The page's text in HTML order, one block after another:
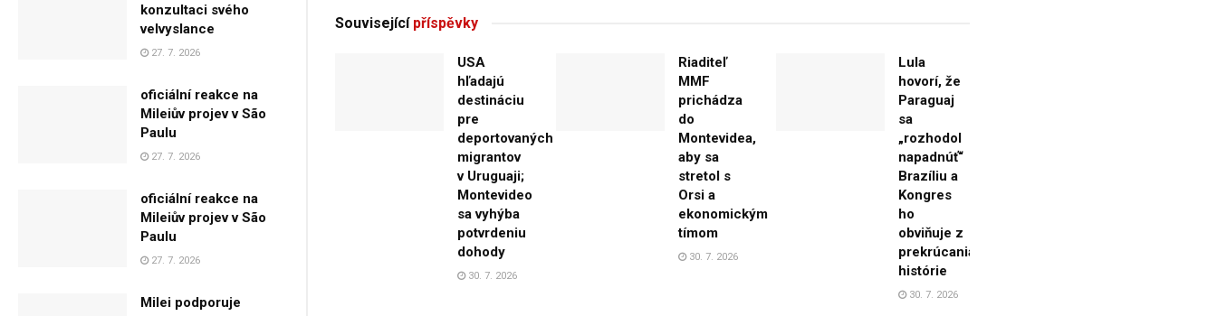
konzultaci svého
velvyslance
27. 7. 2026
oficiální reakce na
Mileiův projev v São
Paulu
27. 7. 2026
oficiální reakce na
Mileiův projev v São
Paulu
27. 7. 2026
Milei podporuje
Souvisejícípříspěvky
USA
hľadajú
destináciu
pre
deportovaných
migrantov
v Uruguaji;
Montevideo
sa vyhýba
potvrdeniu
dohody
30. 7. 2026
Riaditeľ
MMF
prichádza
do
Montevidea,
aby sa
stretol s
Orsi a
ekonomickým
tímom
30. 7. 2026
Lula
hovorí, že
Paraguaj
sa
„rozhodol
napadnúť“
Brazíliu a
Kongres
ho
obviňuje z
prekrúcania
histórie
30. 7. 2026